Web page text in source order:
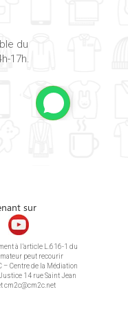
du
17h.
sur
à l’article L.616-1 du
peut recourir
– Centre de la Médiation
14 rue Saint Jean
cm2c@cm2c.net